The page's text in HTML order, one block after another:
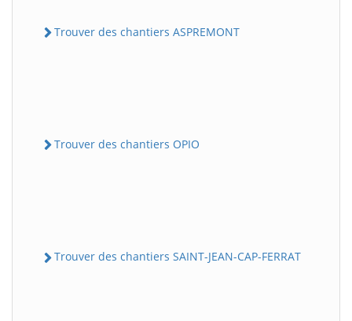
Trouver des chantiers ASPREMONT
Trouver des chantiers OPIO
Trouver des chantiers SAINT-JEAN-CAP-FERRAT